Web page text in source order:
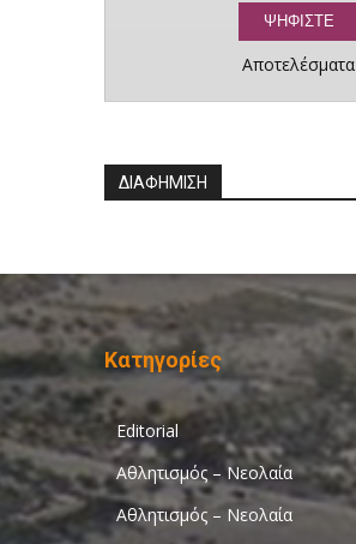
Αποτελέσματα
ΔΙΑΦΗΜΙΣΗ
Κατηγορίες
Editorial
Αθλητισμός – Νεολαία
Αθλητισμός – Νεολαία